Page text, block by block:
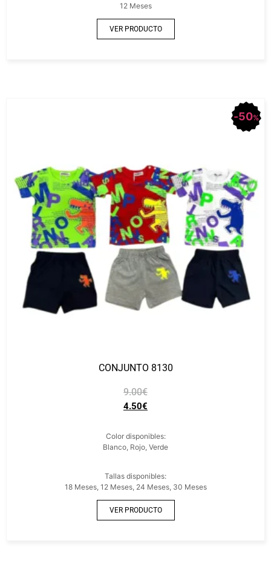
12 Meses
VER PRODUCTO
50%
CONJUNTO 8130
9.00€
4.50€
Color disponibles:
Blanco, Rojo, Verde
Tallas disponibles:
18 Meses, 12 Meses, 24 Meses, 30 Meses
VER PRODUCTO